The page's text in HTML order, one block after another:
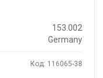
153.002
Germany
Код: 116065-38